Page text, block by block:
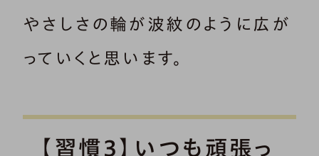
やさしさの輪が波紋のように広が
っていくと思います。
【習慣3】いつも頑張っ